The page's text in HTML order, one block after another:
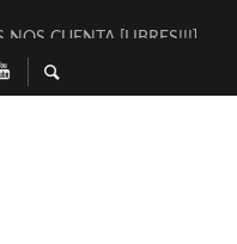
NOS CUENTA [LIBRES!!!]
SANDRA MONFORT
TEATRAL CLAUDIO
KATARSIS DEL TOMATAZO